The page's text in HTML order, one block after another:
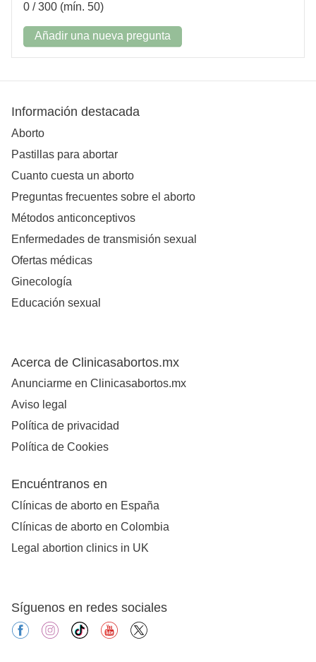
0 / 300 (mín. 50)
Añadir una nueva pregunta
Información destacada
Aborto
Pastillas para abortar
Cuanto cuesta un aborto
Preguntas frecuentes sobre el aborto
Métodos anticonceptivos
Enfermedades de transmisión sexual
Ofertas médicas
Ginecología
Educación sexual
Acerca de Clinicasabortos.mx
Anunciarme en Clinicasabortos.mx
Aviso legal
Política de privacidad
Política de Cookies
Encuéntranos en
Clínicas de aborto en España
Clínicas de aborto en Colombia
Legal abortion clinics in UK
Síguenos en redes sociales
facebookinstagram
tiktok youtube